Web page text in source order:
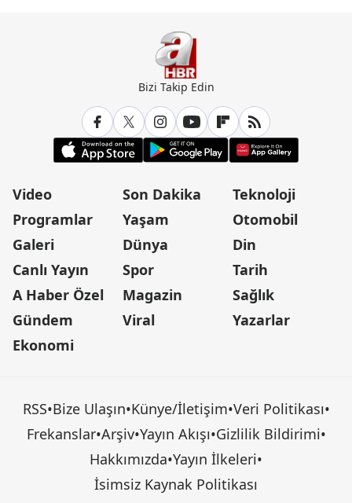
Bizi Takip Edin
Video
Programlar
Galeri
Canlı Yayın
A Haber Özel
Gündem
Ekonomi
Son Dakika
Yaşam
Dünya
Spor
Magazin
Viral
Teknoloji
Otomobil
Din
Tarih
Sağlık
Yazarlar
RSS•Bize Ulaşın•Künye/İletişim•Veri Politikası•
Frekanslar•Arşiv•Yayın Akışı•Gizlilik Bildirimi•
Hakkımızda•Yayın İlkeleri•
İsimsiz Kaynak Politikası